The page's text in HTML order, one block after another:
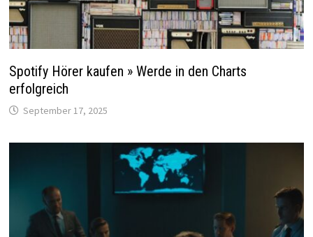
Spotify Hörer kaufen » Werde in den Charts
erfolgreich
September 17, 2025